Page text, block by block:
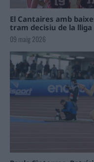
El Cantaires amb
tram decisiu de la lliga
09 maig 2026